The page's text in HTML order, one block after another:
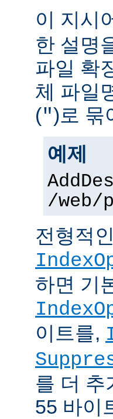
이 지시
한 설명
파일 확
체 파일
(")로 묶
예제
/web/
전형적
하면 기
이트를,
를 더 추
55 바이